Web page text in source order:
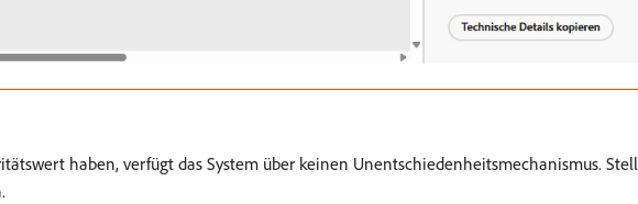
haben, verfügt das System über keinen Unentschiedenheitsmechanismus.